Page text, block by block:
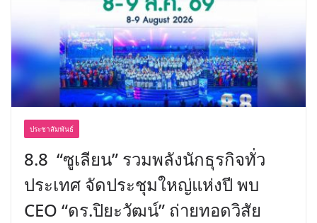
ประชาสัมพันธ์
8.8 “ซูเลียน” รวมพลังนักธุรกิจทั่ว
ประเทศ จัดประชุมใหญ่แห่งปี พบ
CEO “ดร.ปิยะวัฒน์” ถ่ายทอดวิสัย